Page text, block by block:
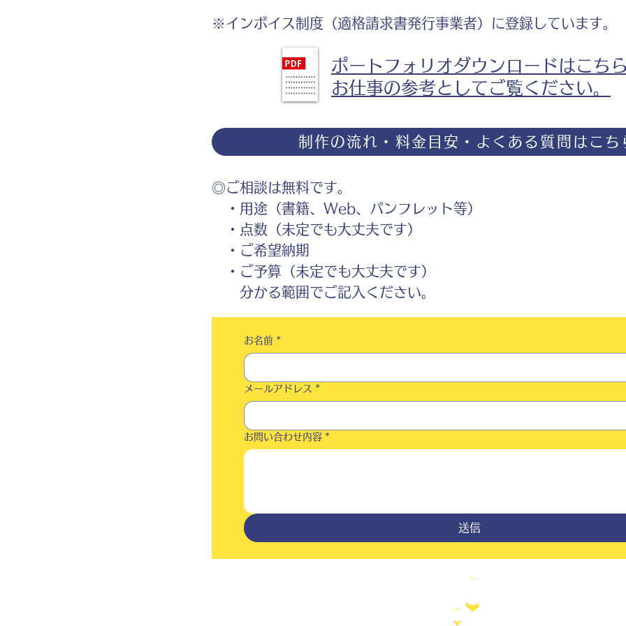
※インボイス制度（適格請求書発行事業者）に登録しています。
ポートフォリオダウンロードはこち
お仕事の参考としてご覧ください。
制作の流れ・料金目安・よくある質問はこち
◎ご相談は無料です。
・用途（書籍、Web、パンフレット等）
・点数（未定でも大丈夫です）
・ご希望納期
・ご予算（未定でも大丈夫です）
分かる範囲でご記入ください。
お名前 *
メールアドレス *
お問い合わせ内容 *
送信